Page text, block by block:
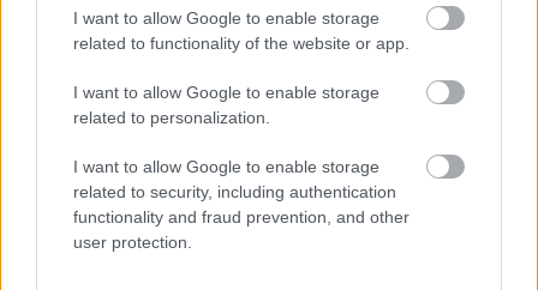
I want to allow Google to enable storage
related to functionality of the website or app.
I want to allow Google to enable storage
related to personalization.
I want to allow Google to enable storage
related to security, including authentication
functionality and fraud prevention, and other
user protection.
SIR ALEX FERGUSON
POZITIVITÁS
VISSZAHOZÁSÁRÓL